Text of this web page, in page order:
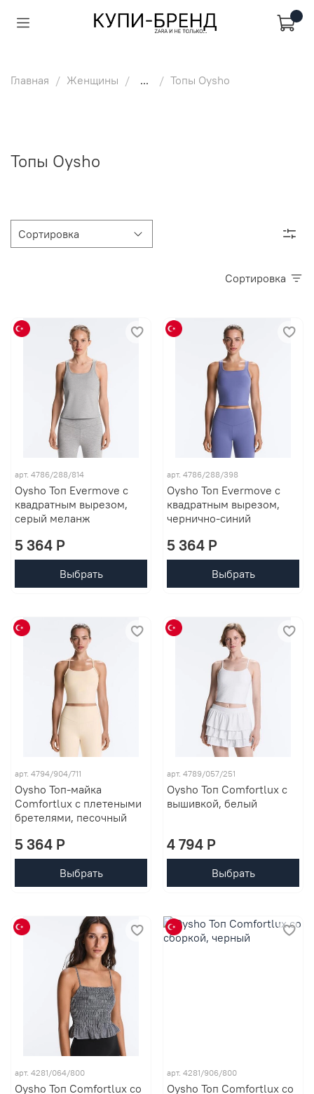
Главная Женщины ... Топы Oysho
Топы Oysho
Сортировка
арт. 4786/288/814
Oysho Топ Evermove с
квадратным вырезом,
серый меланж
5 364 P
Выбрать
арт. 4786/288/398
Oysho Топ Evermove с
квадратным вырезом,
чернично-синий
5 364 P
Выбрать
арт. 4794/904/711
Oysho Топ-майка
Comfortlux с плетеными
бретелями, песочный
5 364 P
Выбрать
арт. 4789/057/251
Oysho Топ Comfortlux с
вышивкой, белый
4 794 P
Выбрать
арт. 4281/064/800
Oysho Топ Comfortlux со
арт. 4281/906/800
Oysho Топ Comfortlux со